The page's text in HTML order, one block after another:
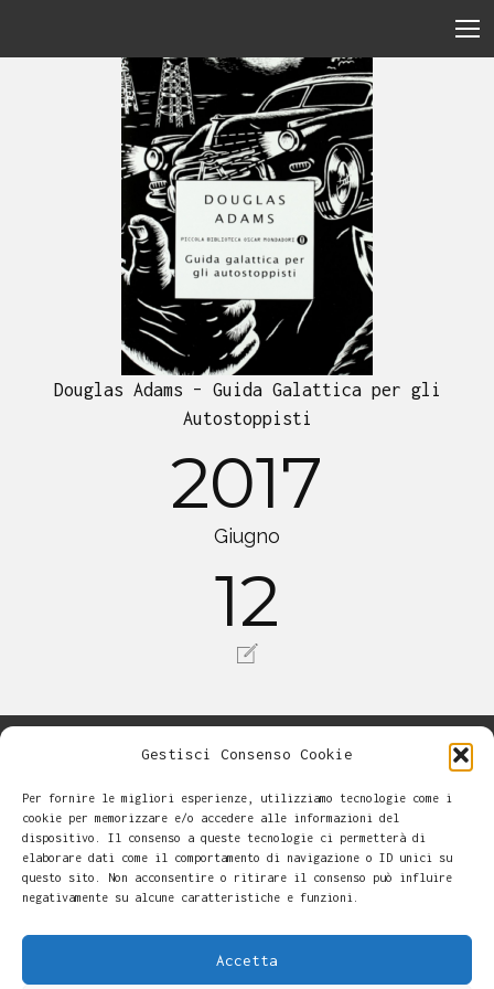
Gestisci Consenso Cookie
Per fornire le migliori esperienze, utilizziamo tecnologie come i
cookie per memorizzare e/o accedere alle informazioni del
dispositivo. Il consenso a queste tecnologie ci permetterà di
elaborare dati come il comportamento di navigazione o ID unici su
questo sito. Non acconsentire o ritirare il consenso può influire
negativamente su alcune caratteristiche e funzioni.
Accetta
Douglas Adams – Guida Galattica per gli
Autostoppisti
2017
Giugno
12